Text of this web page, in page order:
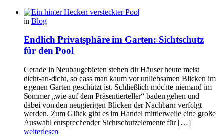
in Blog
Endlich Privatsphäre im Garten: Sichtschutz
für den Pool
Gerade in Neubaugebieten stehen dir Häuser heute meist
dicht-an-dicht, so dass man kaum vor unliebsamen Blicken im
eigenen Garten geschützt ist. Schließlich möchte niemand im
Sommer „wie auf dem Präsentierteller“ baden gehen und
dabei von den neugierigen Blicken der Nachbarn verfolgt
werden. Zum Glück gibt es im Handel mittlerweile eine große
Auswahl entsprechender Sichtschutzelemente für […]
weiterlesen